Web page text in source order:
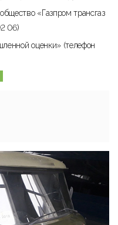
«Газпром трансгаз
06)
оценки» (телефон